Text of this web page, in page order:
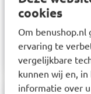
cookies
Om
ervaring te
vergelijkbare
kunnen wij en,
informatie over
Gebruik
dagelijkse